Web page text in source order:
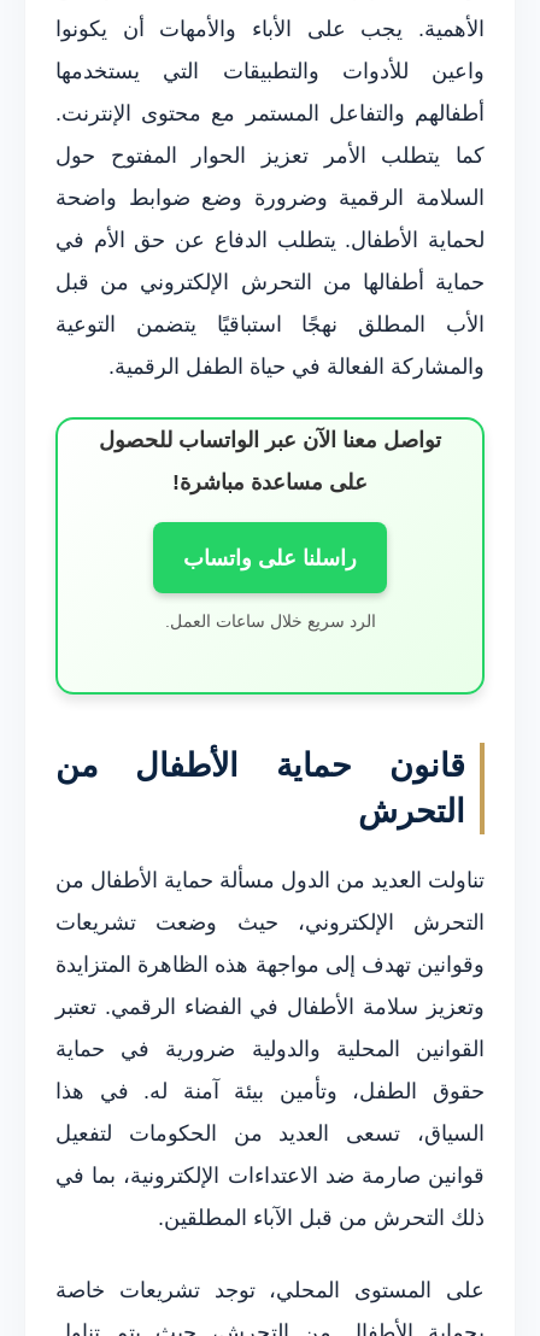
الأهمية. يجب على الأباء والأمهات أن يكونوا
واعين للأدوات والتطبيقات التي يستخدمها
أطفالهم والتفاعل المستمر مع محتوى الإنترنت.
كما يتطلب الأمر تعزيز الحوار المفتوح حول
السلامة الرقمية وضرورة وضع ضوابط واضحة
لحماية الأطفال. يتطلب الدفاع عن حق الأم في
حماية أطفالها من التحرش الإلكتروني من قبل
الأب المطلق نهجًا استباقيًا يتضمن التوعية
والمشاركة الفعالة في حياة الطفل الرقمية.
تواصل معنا الآن عبر الواتساب للحصول
على مساعدة مباشرة!
راسلنا على واتساب
الرد سريع خلال ساعات العمل.
قانون حماية الأطفال من
التحرش
تناولت العديد من الدول مسألة حماية الأطفال من
التحرش الإلكتروني، حيث وضعت تشريعات
وقوانين تهدف إلى مواجهة هذه الظاهرة المتزايدة
وتعزيز سلامة الأطفال في الفضاء الرقمي. تعتبر
القوانين المحلية والدولية ضرورية في حماية
حقوق الطفل، وتأمين بيئة آمنة له. في هذا
السياق، تسعى العديد من الحكومات لتفعيل
قوانين صارمة ضد الاعتداءات الإلكترونية، بما في
ذلك التحرش من قبل الآباء المطلقين.
على المستوى المحلي، توجد تشريعات خاصة